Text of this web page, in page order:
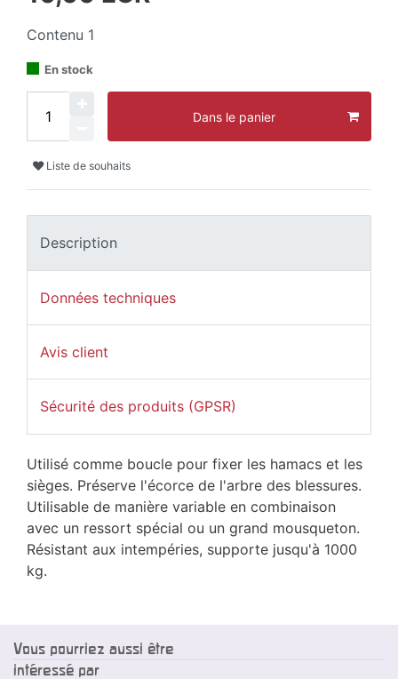
Contenu 1
En stock
Dans le panier
Liste de souhaits
Description
Données techniques
Avis client
Sécurité des produits (GPSR)
Utilisé comme boucle pour fixer les hamacs et les
sièges. Préserve l'écorce de l'arbre des blessures.
Utilisable de manière variable en combinaison
avec un ressort spécial ou un grand mousqueton.
Résistant aux intempéries, supporte jusqu'à 1000
kg.
Vous pourriez aussi être
intéressé par